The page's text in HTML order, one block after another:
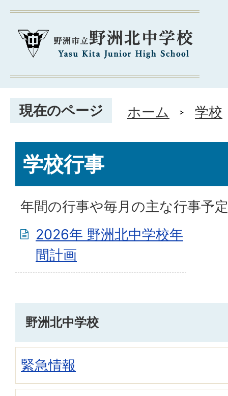
現在のページ ホーム 学校
学校行事
年間の行事や毎月の主な行事予
2026年 野洲北中学校年
間計画
野洲北中学校
緊急情報